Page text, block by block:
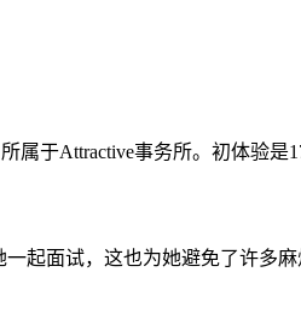
于Attractive事务所。初体验是
起面试，这也为她避免了许多麻